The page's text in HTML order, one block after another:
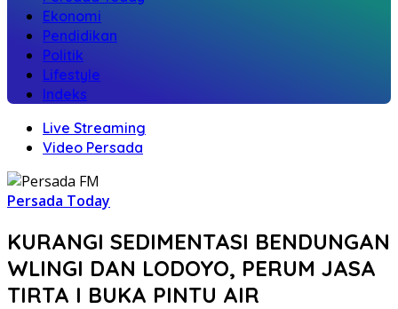
Ekonomi
Pendidikan
Politik
Lifestyle
Indeks
Live Streaming
Video Persada
Persada Today
KURANGI SEDIMENTASI BENDUNGAN
WLINGI DAN LODOYO, PERUM JASA
TIRTA I BUKA PINTU AIR